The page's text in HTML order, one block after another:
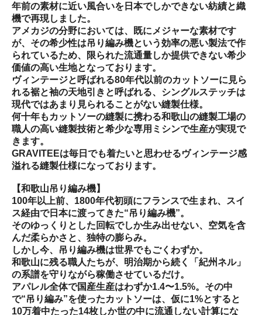
年前の素材に近い風合いを日本でしかできない紡績と織
機で再現しました。
アメカジの分野においては、既にメジャーな素材です
が、その希少性は吊り編み機という効率の悪い製法で作
られているため、限られた流通量しか提供できない希少
価値の高い生地となっております。
ヴィンテージと呼ばれる80年代以前のカットソーに見ら
れる裾と袖の天地引きと呼ばれる、シングルステッチは
現代ではあまり見られることがない縫製仕様。
何十年もカットソーの縫製に携わる和歌山の縫製工場の
職人の高い縫製技術と希少な専用ミシンで生産が実現で
きます。
GRAVITEEは毎日でも着たいと思わせるヴィンテージ感
溢れる縫製仕様になっております。
【和歌山吊り編み機】
100年以上前、1800年代初頭にフランスで生まれ、スイ
ス経由で日本に渡ってきた“吊り編み機”。
そのゆっくりとした回転でしか生み出せない、空気を含
んだ柔らかさと、独特の膨らみ。
しかし今、吊り編み機は世界でもごくわずか。
和歌山に残る職人たちが、明治期から続く「紀州ネル」
の系譜を守りながら稼働させているだけ。
アパレル全体で国産生産はわずか1.4〜1.5%。その中
で“吊り編み”を使ったカットソーは、仮に1%とすると
10万着中たった14枚しか世の中に流通しない計算にな